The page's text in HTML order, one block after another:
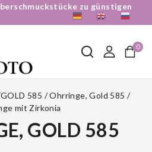
zu günstigen
0
585 / Ohrringe, Gold 585 /
mit Zirkonia
GOLD 585